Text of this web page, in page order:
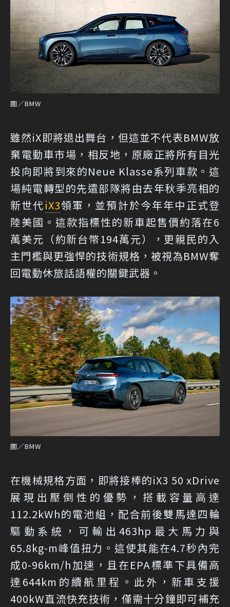
圖／BMW
雖然iX即將退出舞台，但這並不代表BMW放
棄電動車市場，相反地，原廠正將所有目光
投向即將到來的Neue Klasse系列車款。這
場純電轉型的先遣部隊將由去年秋季亮相的
新世代iX3領軍，並預計於今年年中正式登
陸美國。這款指標性的新車起售價約落在6
萬美元（約新台幣194萬元），更親民的入
主門檻與更強悍的技術規格，被視為BMW奪
回電動休旅話語權的關鍵武器。
圖／BMW
在機械規格方面，即將接棒的iX3 50 xDrive
展現出壓倒性的優勢，搭載容量高達
112.2kWh的電池組，配合前後雙馬達四輪
驅動系統，可輸出463hp最大馬力與
65.8kg-m峰值扭力。這使其能在4.7秒內完
成0-96km/h加速，且在EPA標準下具備高
達644km的續航里程。此外，新車支援
400kW直流快充技術，僅需十分鐘即可補充